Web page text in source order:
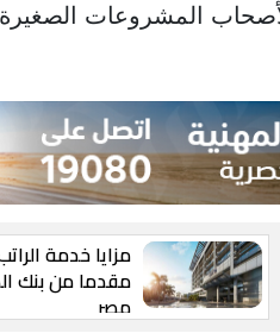
لأصحاب المشروعات
مزايا خدمة
مقدما من بنك
مصر